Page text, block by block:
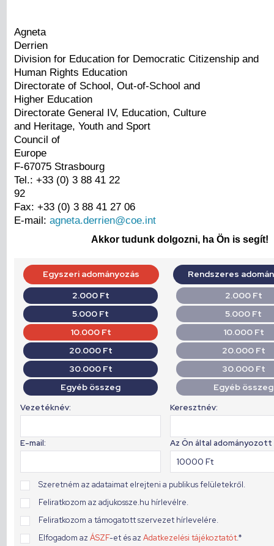
Agneta
Derrien
Division for Education for Democratic Citizenship and
Human Rights Education
Directorate of School, Out-of-School and
Higher Education
Directorate General IV, Education, Culture
and Heritage, Youth and Sport
Council of
Europe
F-67075 Strasbourg
Tel.: +33 (0) 3 88 41 22
92
Fax: +33 (0) 3 88 41 27 06
E-mail: agneta.derrien@coe.int
Akkor tudunk dolgozni, ha Ön is segít!